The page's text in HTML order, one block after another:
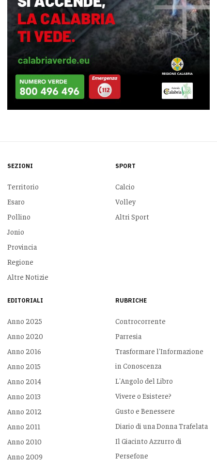
SEZIONI
Territorio
Esaro
Pollino
Jonio
Provincia
Regione
Altre Notizie
SPORT
Calcio
Volley
Altri Sport
EDITORIALI
Anno 2025
Anno 2020
Anno 2016
Anno 2015
Anno 2014
Anno 2013
Anno 2012
Anno 2011
Anno 2010
Anno 2009
RUBRICHE
Controcorrente
Parresia
Trasformare l'Informazione
in Conoscenza
L'Angolo del Libro
Vivere o Esistere?
Gusto e Benessere
Diario di una Donna Trafelata
Il Giacinto Azzurro di
Persefone